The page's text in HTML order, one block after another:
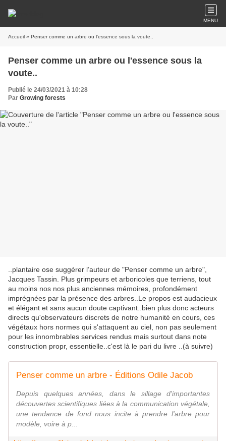
MENU
Accueil » Penser comme un arbre ou l'essence sous la voute..
Penser comme un arbre ou l'essence sous la
voute..
Publié le 24/03/2021 à 10:28
Par Growing forests
..plantaire ose suggérer l’auteur de "Penser comme un arbre",
Jacques Tassin. Plus grimpeurs et arboricoles que terriens, tout
au moins nos nos plus anciennes mémoires, profondément
imprégnées par la présence des arbres..Le propos est audacieux
et élégant et sans aucun doute captivant..bien plus donc acteurs
directs qu'observateurs discrets de notre humanité en cours, ces
végétaux hors normes qui s'attaquent au ciel, non pas seulement
pour les innombrables services rendus mais surtout dans note
construction propr, essentielle..c'est là le pari du livre ..(à suivre)
Penser comme un arbre - Éditions Odile Jacob
Depuis quelques années, dans le sillage d'importantes
découvertes scientifiques liées à la communication végétale,
une tendance de fond nous incite à prendre l'arbre pour
modèle, voire à p...